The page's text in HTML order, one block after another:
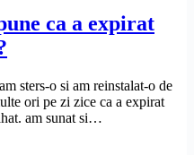
ca a expirat
sters-o si am reinstalat-o de
ori pe zi zice ca a expirat
am sunat si…